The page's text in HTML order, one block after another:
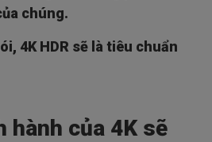
chúng.
4K HDR sẽ là tiêu chuẩn
hành của 4K sẽ